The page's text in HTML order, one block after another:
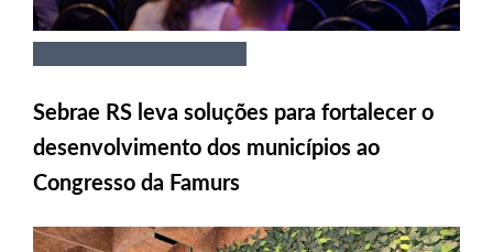
Sebrae RS leva soluções para fortalecer o
desenvolvimento dos municípios ao
Congresso da Famurs